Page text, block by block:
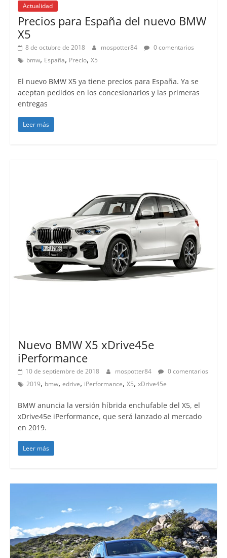
Actualidad
Precios para España del nuevo BMW
X5
8 de octubre de 2018 mospotter84
0 comentarios
bmw, España, Precio, X5
El nuevo BMW X5 ya tiene precios para España. Ya se
aceptan pedidos en los concesionarios y las primeras
entregas
Leer más
Nuevo BMW X5 xDrive45e
iPerformance
10 de septiembre de 2018 mospotter84
0 comentarios
2019, bmw, edrive, iPerformance, X5, xDrive45e
BMW anuncia la versión híbrida enchufable del X5, el
xDrive45e iPerformance, que será lanzado al mercado
en 2019.
Leer más